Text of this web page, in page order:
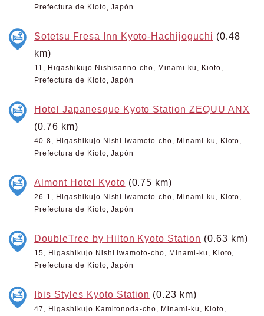
Prefectura de Kioto, Japón
Sotetsu Fresa Inn Kyoto-Hachijoguchi (0.48
km)
11, Higashikujo Nishisanno-cho, Minami-ku, Kioto,
Prefectura de Kioto, Japón
Hotel Japanesque Kyoto Station ZEQUU ANX
(0.76 km)
40-8, Higashikujo Nishi Iwamoto-cho, Minami-ku, Kioto,
Prefectura de Kioto, Japón
Almont Hotel Kyoto (0.75 km)
26-1, Higashikujo Nishi Iwamoto-cho, Minami-ku, Kioto,
Prefectura de Kioto, Japón
DoubleTree by Hilton Kyoto Station (0.63 km)
15, Higashikujo Nishi Iwamoto-cho, Minami-ku, Kioto,
Prefectura de Kioto, Japón
Ibis Styles Kyoto Station (0.23 km)
47, Higashikujo Kamitonoda-cho, Minami-ku, Kioto,